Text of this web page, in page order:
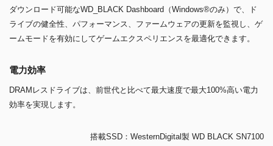
ダウンロード可能なWD_BLACK Dashboard（Windows®のみ）で、ド
ライブの健全性、パフォーマンス、ファームウェアの更新を監視し、ゲ
ームモードを有効にしてゲームエクスペリエンスを最適化できます。
電力効率
DRAMレスドライブは、前世代と比べて最大速度で最大100%高い電力
効率を実現します。
搭載SSD：WesternDigital製 WD BLACK SN7100